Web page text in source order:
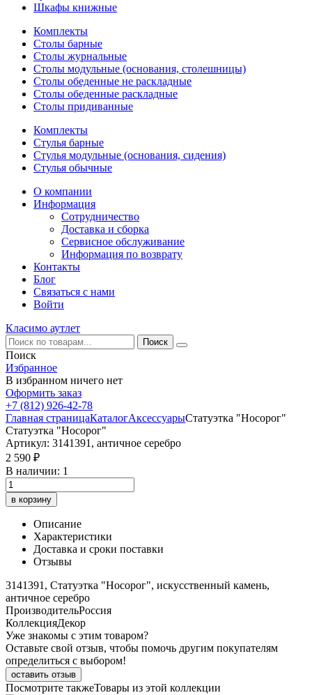
Шкафы книжные
Комплекты
Столы барные
Столы журнальные
Столы модульные (основания, столешницы)
Столы обеденные не раскладные
Столы обеденные раскладные
Столы придиванные
Комплекты
Стулья барные
Стулья модульные (основания, сидения)
Стулья обычные
О компании
Информация
Сотрудничество
Доставка и сборка
Сервисное обслуживание
Информация по возврату
Контакты
Блог
Связаться с нами
Войти
Класимо аутлет
Поиск
Избранное
В избранном ничего нет
Оформить заказ
+7 (812) 926-42-78
Главная страницаКаталогАксессуарыСтатуэтка "Носорог"
Статуэтка "Носорог"
Артикул: 3141391, античное серебро
2 590 ₽
В наличии: 1
в корзину
Описание
Характеристики
Доставка и сроки поставки
Отзывы
3141391, Статуэтка "Носорог", искусственный камень,
античное серебро
ПроизводительРоссия
КоллекцияДекор
Уже знакомы с этим товаром?
Оставьте свой отзыв, чтобы помочь другим покупателям
определиться с выбором!
оставить отзыв
Посмотрите такжеТовары из этой коллекции